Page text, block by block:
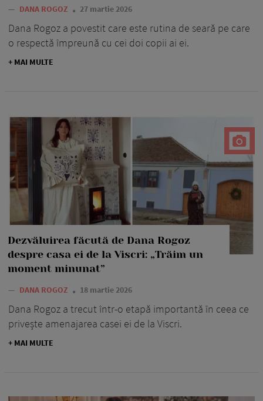
— DANA ROGOZ 27 martie 2026
Dana Rogoz a povestit care este rutina de seară pe care
o respectă împreună cu cei doi copii ai ei.
+ MAI MULTE
Dezvăluirea făcută de Dana Rogoz
despre casa ei de la Viscri: „Trăim un
moment minunat”
— DANA ROGOZ 18 martie 2026
Dana Rogoz a trecut într-o etapă importantă în ceea ce
privește amenajarea casei ei de la Viscri.
+ MAI MULTE